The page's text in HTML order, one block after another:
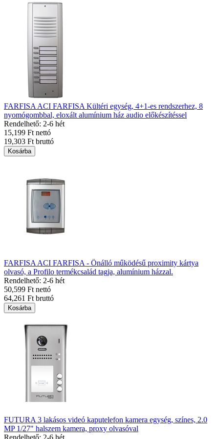
FARFISA ACI FARFISA Kültéri egység, 4+1-es rendszerhez, 8
nyomógombbal, eloxált alumínium ház audio előkészítéssel
Rendelhető: 2-6 hét
15,199 Ft nettó
19,303 Ft bruttó
Kosárba
FARFISA ACI FARFISA - Önálló működésű proximity kártya
olvasó, a Profilo termékcsalád tagja, alumínium házzal.
Rendelhető: 2-6 hét
50,599 Ft nettó
64,261 Ft bruttó
Kosárba
FUTURA 3 lakásos videó kaputelefon kamera egység, színes, 2.0
MP 1/27" halszem kamera, proxy olvasóval
Rendelhető: 2-6 hét